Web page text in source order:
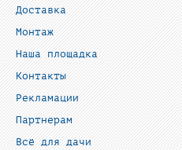
Доставка
Монтаж
Наша площадка
Контакты
Рекламации
Партнерам
Всё для дачи